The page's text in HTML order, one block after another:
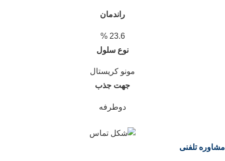
راندمان
23.6 %
نوع سلول
مونو کریستال
جهت جذب
دوطرفه
مشاوره تلفنی